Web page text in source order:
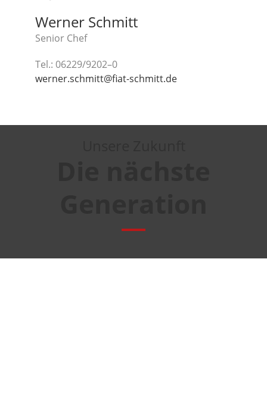
Wer­ner Schmitt
Seni­or Chef
Tel.: 06229/9202–0
werner.schmitt@fiat-schmitt.de